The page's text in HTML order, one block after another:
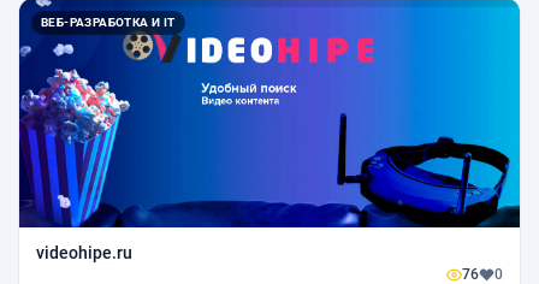
ВЕБ-РАЗРАБОТКА И IT
videohipe.ru
76 0